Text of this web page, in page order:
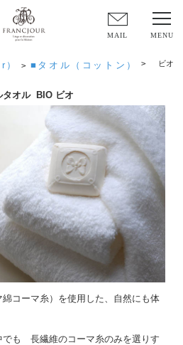
MAIL
> ■タオル（コットン） > ビオ
タオル BIO ビオ
コーマ糸）を使用した、自然にも体
でも 長繊維のコーマ糸のみを選りす